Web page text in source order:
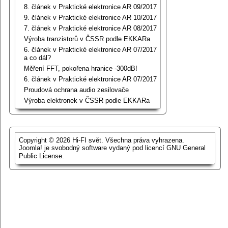
8. článek v Praktické elektronice AR 09/2017
9. článek v Praktické elektronice AR 10/2017
7. článek v Praktické elektronice AR 08/2017
Výroba tranzistorů v ČSSR podle EKKARa
6. článek v Praktické elektronice AR 07/2017
a co dál?
Měření FFT, pokořena hranice -300dB!
6. článek v Praktické elektronice AR 07/2017
Proudová ochrana audio zesilovače
Výroba elektronek v ČSSR podle EKKARa
Copyright © 2026 Hi-FI svět. Všechna práva vyhrazena.
Joomla! je svobodný software vydaný pod licencí GNU General
Public License.